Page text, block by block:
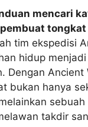
mencari
tongkat
tim ekspedisi
hidup
Dengan Ancient
bukan hanya
sebuah
takdir